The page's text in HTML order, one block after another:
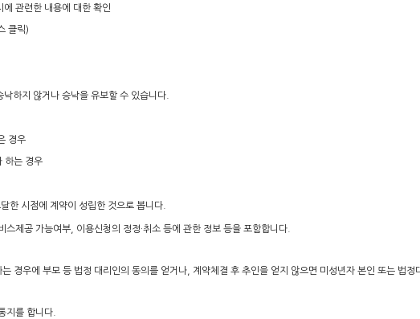
에 관련한 내용에 대한 확인
클릭)
하지 않거나 승낙을 유보할 수 있습니다.
경우
하는 경우
한 시점에 계약이 성립한 것으로 봅니다.
제공 가능여부, 이용신청의 정정·취소 등에 관한 정보 등을 포함합니다.
경우에 부모 등 법정 대리인의 동의를 얻거나, 계약체결 후 추인을 얻지 않으면 미성년자 본인 또는 법
지를 합니다.